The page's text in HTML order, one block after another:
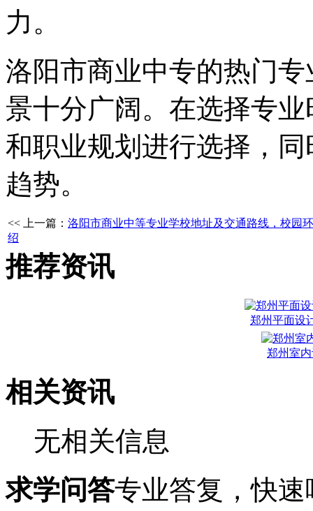
力。
洛阳市商业中专的热门
景十分广阔。在选择专
和职业规划进行选择，
趋势。
<< 上一篇： 洛阳市商业中等专业学校地址及交通路线，校园
绍
推荐资讯
郑州平面设
郑州室
相关资讯
无相关信息
求学问答专业答复，快速